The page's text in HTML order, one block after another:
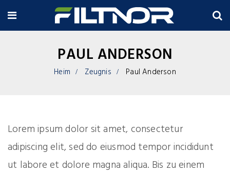
PAUL ANDERSON
Heim Zeugnis Paul Anderson
Lorem ipsum dolor sit amet, consectetur
adipiscing elit, sed do eiusmod tempor incididunt
ut labore et dolore magna aliqua. Bis zu einem